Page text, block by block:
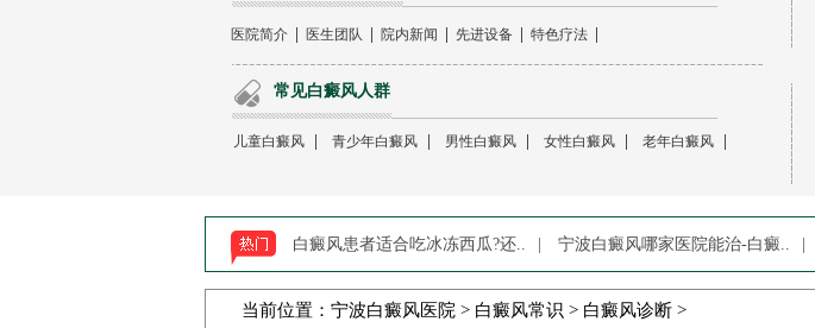
常见白癜风人群
医院简介 医生团队 院内新闻 先进设备 特色疗法
儿童白癜风 青少年白癜风 男性白癜风 女性白癜风 老年白癜风
白癜风患者适合吃冰冻西瓜?还.. 宁波白癜风哪家医院能治-白癜..
当前位置： 宁波白癜风医院 > 白癜风常识 > 白癜风诊断 >